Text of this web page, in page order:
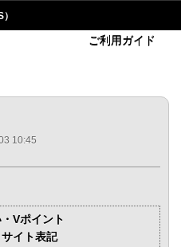
ご利用ガイド
10:45
Vポイント
イト表記